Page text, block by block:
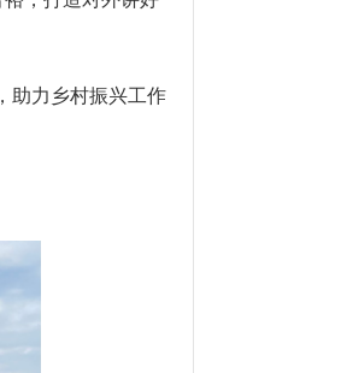
助力乡村振兴工作